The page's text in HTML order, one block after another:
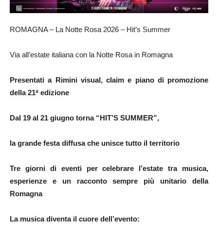
ROMAGNA – La Notte Rosa 2026 – Hit’s Summer
Via all’estate italiana con la Notte Rosa in Romagna
Presentati a Rimini visual, claim e piano di promozione
della 21ª edizione
Dal 19 al 21 giugno torna “HIT’S SUMMER”,
la grande festa diffusa che unisce tutto il territorio
Tre giorni di eventi per celebrare l’estate tra musica,
esperienze e un racconto sempre più unitario della
Romagna
La musica diventa il cuore dell’evento: